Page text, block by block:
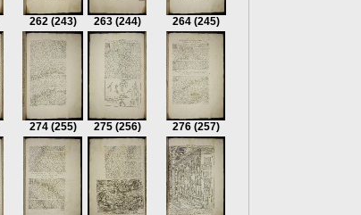
262 (243) 263 (244) 264 (245)
274 (255) 275 (256) 276 (257)